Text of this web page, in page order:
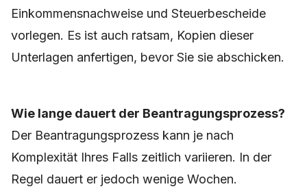
Einkommensnachweise und Steuerbescheide
vorlegen. Es ist auch ratsam, Kopien dieser
Unterlagen anfertigen, bevor Sie sie abschicken.
Wie lange dauert der Beantragungsprozess?
Der Beantragungsprozess kann je nach
Komplexität Ihres Falls zeitlich variieren. In der
Regel dauert er jedoch wenige Wochen.